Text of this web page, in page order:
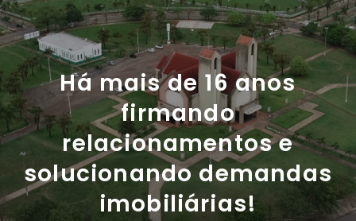
Há mais de 16 anos
firmando
relacionamentos e
solucionando demandas
imobiliárias!